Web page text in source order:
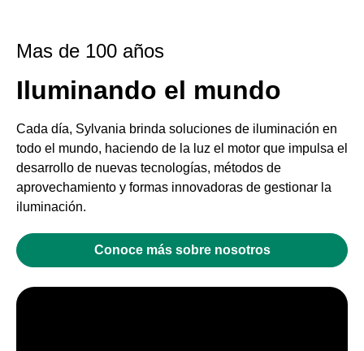
Mas de 100 años
Iluminando el mundo
Cada día, Sylvania brinda soluciones de iluminación en
todo el mundo, haciendo de la luz el motor que impulsa el
desarrollo de nuevas tecnologías, métodos de
aprovechamiento y formas innovadoras de gestionar la
iluminación.
Conoce más sobre nosotros